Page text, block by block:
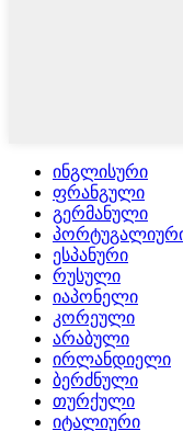
ინგლისური
ფრანგული
გერმანული
ესპანური
რუსული
იაპონელი
კორეული
არაბული
ირლანდიელი
ბერძნული
თურქული
იტალიური